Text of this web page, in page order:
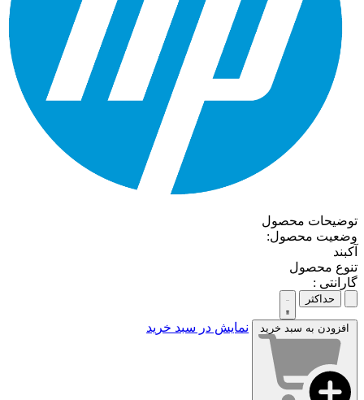
توضیحات محصول
وضعیت محصول:
آکبند
تنوع محصول
گارانتی :
حداکثر
افزودن به سبد خرید نمایش در سبد خرید